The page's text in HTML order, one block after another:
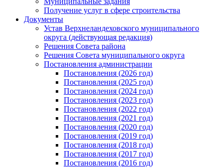
Получение услуг в сфере строительства
Документы
Устав Верхнеландеховского муниципального
округа (действующая редакция)
Решения Совета района
Решения Совета муниципального округа
Постановления администрации
Постановления (2026 год)
Постановления (2025 год)
Постановления (2024 год)
Постановления (2023 год)
Постановления (2022 год)
Постановления (2021 год)
Постановления (2020 год)
Постановления (2019 год)
Постановления (2018 год)
Постановления (2017 год)
Постановления (2016 год)